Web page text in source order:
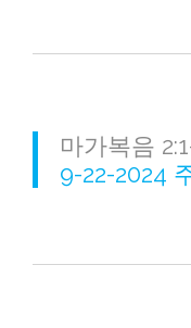
마가복음
9-22-2024